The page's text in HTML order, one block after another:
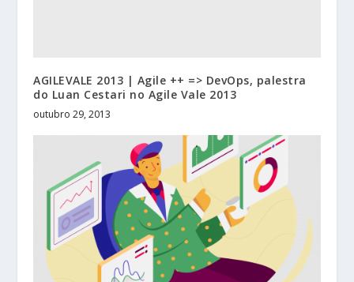
AGILEVALE 2013 | Agile ++ => DevOps, palestra
do Luan Cestari no Agile Vale 2013
outubro 29, 2013